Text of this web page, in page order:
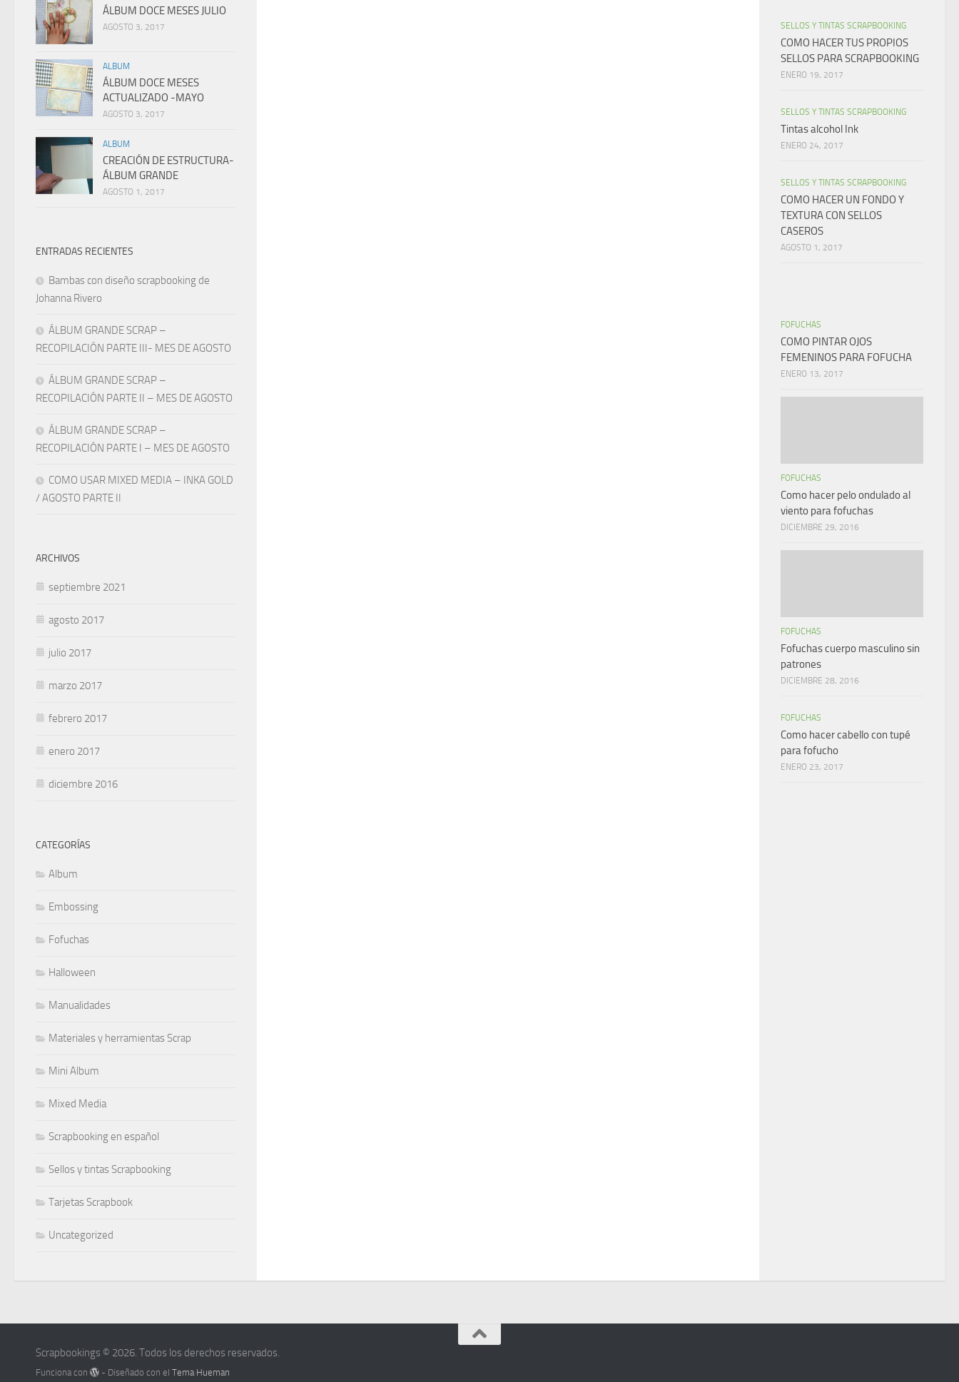
ÁLBUM DOCE MESES JULIO
AGOSTO 3, 2017
ALBUM
ÁLBUM DOCE MESES
ACTUALIZADO -MAYO
AGOSTO 3, 2017
ALBUM
CREACIÓN DE ESTRUCTURA-
ÁLBUM GRANDE
AGOSTO 1, 2017
ENTRADAS RECIENTES
Bambas con diseño scrapbooking de
Johanna Rivero
ÁLBUM GRANDE SCRAP –
RECOPILACIÓN PARTE III- MES DE AGOSTO
ÁLBUM GRANDE SCRAP –
RECOPILACIÓN PARTE II – MES DE AGOSTO
ÁLBUM GRANDE SCRAP –
RECOPILACIÓN PARTE I – MES DE AGOSTO
COMO USAR MIXED MEDIA – INKA GOLD
/ AGOSTO PARTE II
ARCHIVOS
septiembre 2021
agosto 2017
julio 2017
marzo 2017
febrero 2017
enero 2017
diciembre 2016
CATEGORÍAS
Album
Embossing
Fofuchas
Halloween
Manualidades
Materiales y herramientas Scrap
Mini Album
Mixed Media
Scrapbooking en español
Sellos y tintas Scrapbooking
Tarjetas Scrapbook
Uncategorized
SELLOS Y TINTAS SCRAPBOOKING
COMO HACER TUS PROPIOS
SELLOS PARA SCRAPBOOKING
ENERO 19, 2017
SELLOS Y TINTAS SCRAPBOOKING
Tintas alcohol Ink
ENERO 24, 2017
SELLOS Y TINTAS SCRAPBOOKING
COMO HACER UN FONDO Y
TEXTURA CON SELLOS
CASEROS
AGOSTO 1, 2017
FOFUCHAS
COMO PINTAR OJOS
FEMENINOS PARA FOFUCHA
ENERO 13, 2017
FOFUCHAS
Como hacer pelo ondulado al
viento para fofuchas
DICIEMBRE 29, 2016
FOFUCHAS
Fofuchas cuerpo masculino sin
patrones
DICIEMBRE 28, 2016
FOFUCHAS
Como hacer cabello con tupé
para fofucho
ENERO 23, 2017
Scrapbookings © 2026. Todos los derechos reservados.
Funciona con - Diseñado con elTema Hueman